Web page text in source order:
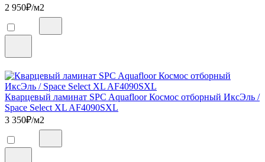
2 950₽/м2
Кварцевый ламинат SPC Aquafloor Космос отборный ИксЭль /
Space Select XL AF4090SXL
3 350₽/м2